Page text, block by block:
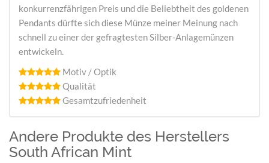
konkurrenzfährigen Preis und die Beliebtheit des goldenen
Pendants dürfte sich diese Münze meiner Meinung nach
schnell zu einer der gefragtesten Silber-Anlagemünzen
entwickeln.
Motiv / Optik
Qualität
Gesamtzufriedenheit
Andere Produkte des Herstellers
South African Mint